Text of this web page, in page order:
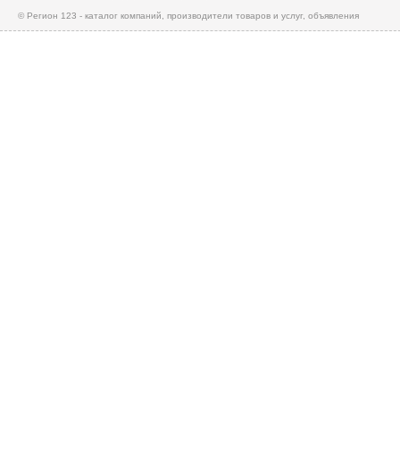
© Регион 123 - каталог компаний, производители товаров и услуг, объявления